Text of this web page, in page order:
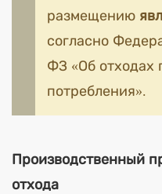
размещению
согласно
ФЗ «Об отходах
потребления».
Производственный
отхода